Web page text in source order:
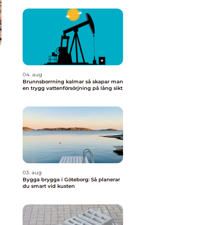
04. aug
Brunnsborrning kalmar så skapar man
en trygg vattenförsörjning på lång sikt
03. aug
Bygga brygga i Göteborg: Så planerar
du smart vid kusten